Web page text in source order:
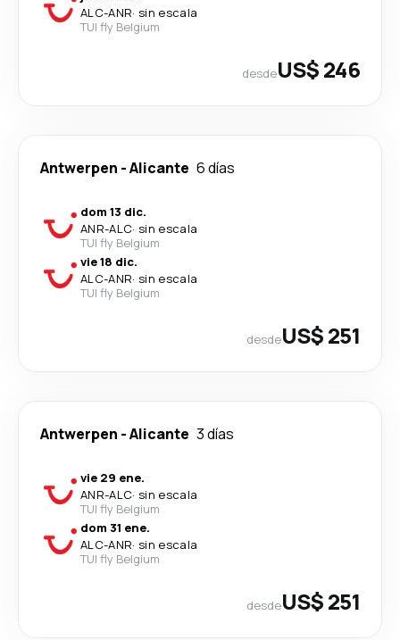
ALC-ANR· sin escala
TUI fly Belgium
desdeUS$ 246
Antwerpen -Alicante 6 días
dom 13 dic.
ANR-ALC· sin escala
TUI fly Belgium
vie 18 dic.
ALC-ANR· sin escala
TUI fly Belgium
desdeUS$ 251
Antwerpen -Alicante 3 días
vie 29 ene.
ANR-ALC· sin escala
TUI fly Belgium
dom 31 ene.
ALC-ANR· sin escala
TUI fly Belgium
desdeUS$ 251